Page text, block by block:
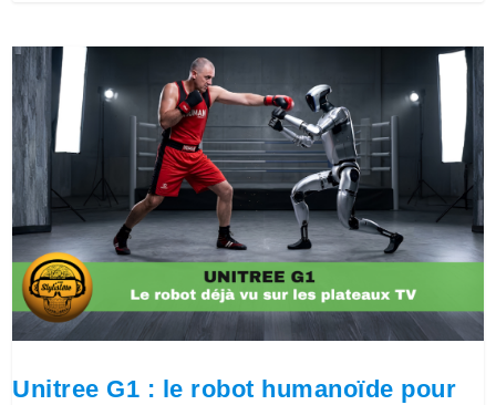
Unitree G1 : le robot humanoïde pour